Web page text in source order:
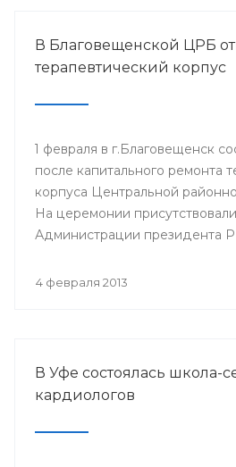
В Благовещенской ЦРБ
терапевтический корпус
1 февраля в г.Благовещенск
после капитального ремонта
корпуса Центральной
На церемонии
Администрации президента
Шебаев, глава
4 февраля 2013
В Уфе состоялась школа-
кардиологов